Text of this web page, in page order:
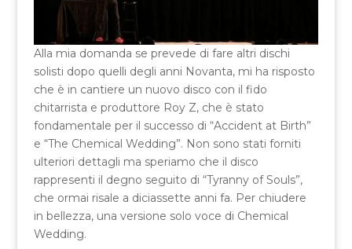
Alla mia domanda se prevede di fare altri dischi
solisti dopo quelli degli anni Novanta, mi ha risposto
che è in cantiere un nuovo disco con il fido
chitarrista e produttore Roy Z, che è stato
fondamentale per il successo di “Accident at Birth”
e “The Chemical Wedding”. Non sono stati forniti
ulteriori dettagli ma speriamo che il disco
rappresenti il degno seguito di “Tyranny of Souls”,
che ormai risale a diciassette anni fa. Per chiudere
in bellezza, una versione solo voce di Chemical
Wedding.